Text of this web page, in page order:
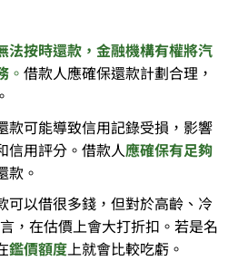
法按時還款，金融機構有權將汽
。 借款人應確保還款計劃合理，
款可能導致信用記錄受損，影響
信用評分。借款人應確保有足夠
款。
可以借很多錢，但對於高齡、冷
，在估價上會大打折扣。若是名
鑑價額度上就會比較吃虧。